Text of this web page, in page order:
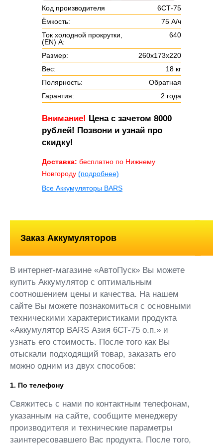
Код производителя
6СТ-75
Ёмкость:
75 А/ч
Ток холодной прокрутки,
(EN) А:
640
Размер:
260х173х220
Вес:
18 кг
Полярность:
Обратная
Гарантия:
2 года
Внимание! Цена с зачетом 8000
рублей! Позвони и узнай про
скидку!
Доставка: бесплатно по Нижнему
Новгороду (подробнее)
Все Аккумуляторы BARS
Заказ Аккумуляторов
В интернет-магазине «АвтоПуск» Вы можете
купить Аккумулятор с оптимальным
соотношением цены и качества. На нашем
сайте Вы можете познакомиться с основными
техническими характеристиками продукта
«Аккумулятор BARS Азия 6СТ-75 о.п.» и
узнать его стоимость. После того как Вы
отыскали подходящий товар, заказать его
можно одним из двух способов:
1. По телефону
Свяжитесь с нами по контактным телефонам,
указанным на сайте, сообщите менеджеру
производителя и технические параметры
заинтересовавшего Вас продукта. После того,